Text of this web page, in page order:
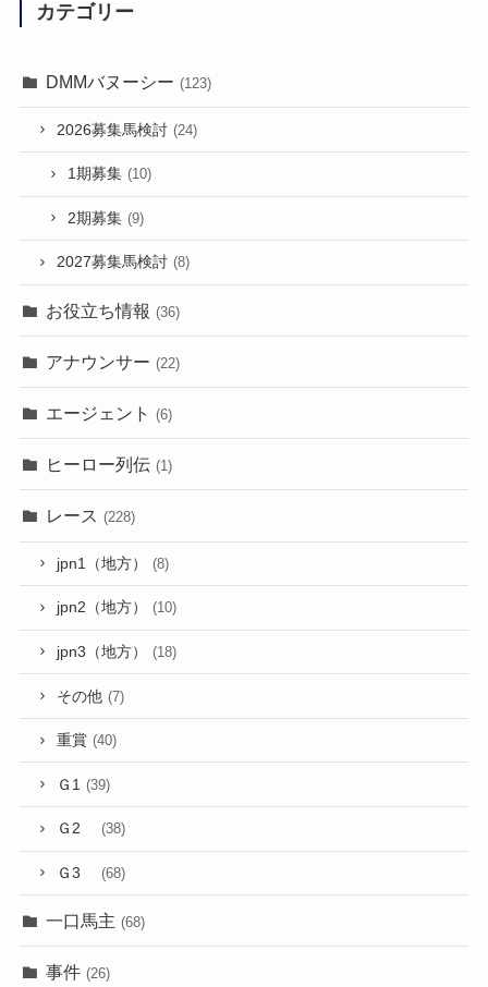
カテゴリー
DMMバヌーシー (123)
2026募集馬検討 (24)
1期募集 (10)
2期募集 (9)
2027募集馬検討 (8)
お役立ち情報 (36)
アナウンサー (22)
エージェント (6)
ヒーロー列伝 (1)
レース (228)
jpn1（地方） (8)
jpn2（地方） (10)
jpn3（地方） (18)
その他 (7)
重賞 (40)
Ｇ1 (39)
Ｇ2 (38)
Ｇ3 (68)
一口馬主 (68)
事件 (26)